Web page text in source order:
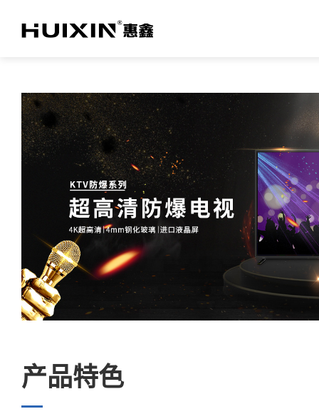
关于亚投网投
TV产品及方案
商用产品及方案
亚投(中国)中心
服务中心
产品特色